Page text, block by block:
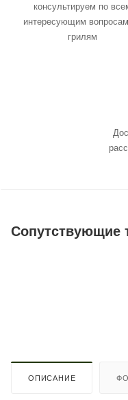
консультируем по
интересующим
грилям
Сопутствующие
ОПИСАНИЕ